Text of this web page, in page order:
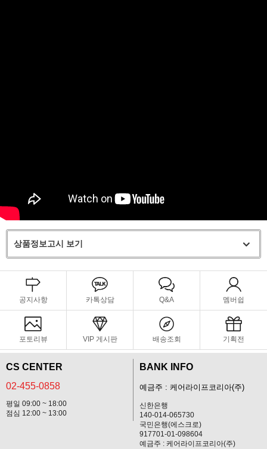
상품정보고시 보기
공지사항 카톡상담 Q&A 멤버쉽
포토리뷰 VIP 게시판 배송조회 기획전
CS CENTER
02-455-0858
평일 09:00 ~ 18:00
점심 12:00 ~ 13:00
BANK INFO
예금주 : 케어라이프코리아(주)
신한은행
140-014-065730
국민은행(에스크로)
917701-01-098604
예금주 : 케어라이프코리아(주)